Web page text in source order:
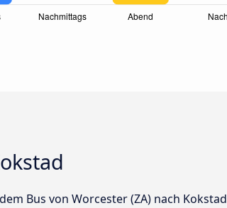
Bus von Worcester (ZA) nach Kokstad